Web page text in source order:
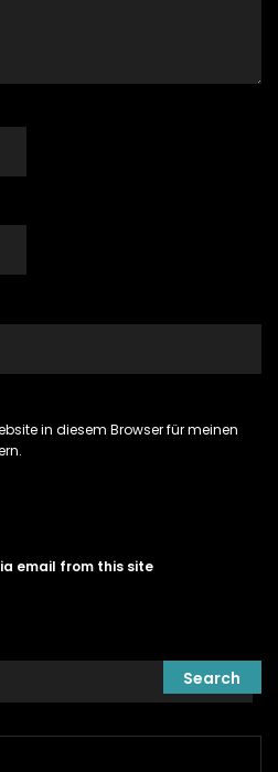
in diesem Browser für meinen
email from this site